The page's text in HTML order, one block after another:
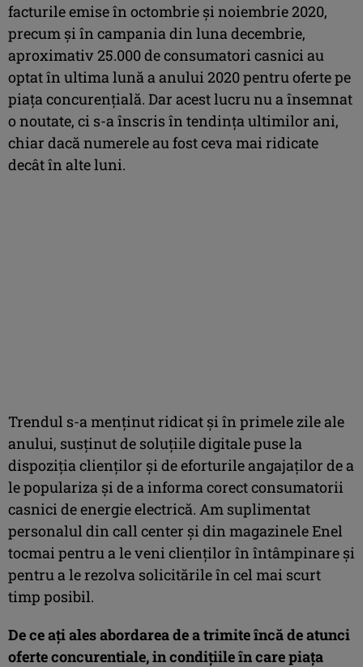
facturile emise în octombrie și noiembrie 2020,
precum și în campania din luna decembrie,
aproximativ 25.000 de consumatori casnici au
optat în ultima lună a anului 2020 pentru oferte pe
piața concurențială. Dar acest lucru nu a însemnat
o noutate, ci s-a înscris în tendința ultimilor ani,
chiar dacă numerele au fost ceva mai ridicate
decât în alte luni.
Trendul s-a menținut ridicat și în primele zile ale
anului, susținut de soluțiile digitale puse la
dispoziția clienților și de eforturile angajaților de a
le populariza și de a informa corect consumatorii
casnici de energie electrică. Am suplimentat
personalul din call center și din magazinele Enel
tocmai pentru a le veni clienților în întâmpinare și
pentru a le rezolva solicitările în cel mai scurt
timp posibil.
De ce ați ales abordarea de a trimite încă de atunci
oferte concurentiale, in condițiile în care piața